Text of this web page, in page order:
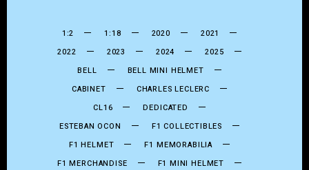
1:2 1:18 2020
2021
2022
2023 2024
2025
BELL
BELL MINI HELMET
CABINET
CHARLES LECLERC
CL16
DEDICATED
ESTEBAN OCON
F1 COLLECTIBLES
F1 HELMET
F1 MEMORABILIA
F1 MERCHANDISE
F1 MINI HELMET